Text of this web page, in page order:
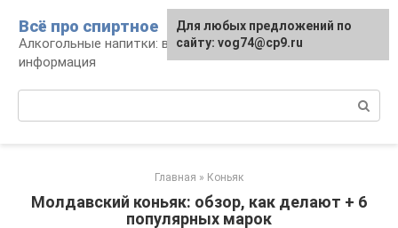
контенту
Всё про спиртное
Алкогольные напитки: виды, рецепты,
информация
Главная » Коньяк
Молдавский коньяк: обзор, как делают + 6
популярных марок
Для любых предложений по
сайту: vog74@cp9.ru